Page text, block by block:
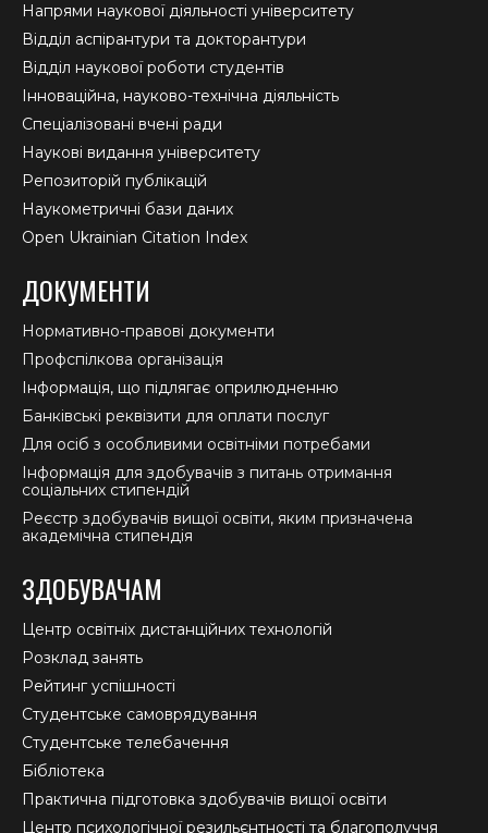
Напрями наукової діяльності університету
Відділ аспірантури та докторантури
Відділ наукової роботи студентів
Інноваційна, науково-технічна діяльність
Спеціалізовані вчені ради
Наукові видання університету
Репозиторій публікацій
Наукометричні бази даних
Open Ukrainian Citation Index
ДОКУМЕНТИ
Нормативно-правові документи
Профспілкова організація
Інформація, що підлягає оприлюдненню
Банківські реквізити для оплати послуг
Для осіб з особливими освітніми потребами
Інформація для здобувачів з питань отримання
соціальних стипендій
Реєстр здобувачів вищої освіти, яким призначена
академічна стипендія
ЗДОБУВАЧАМ
Центр освітніх дистанційних технологій
Розклад занять
Рейтинг успішності
Студентське самоврядування
Студентське телебачення
Бібліотека
Практична підготовка здобувачів вищої освіти
Центр психологічної резильєнтності та благополуччя